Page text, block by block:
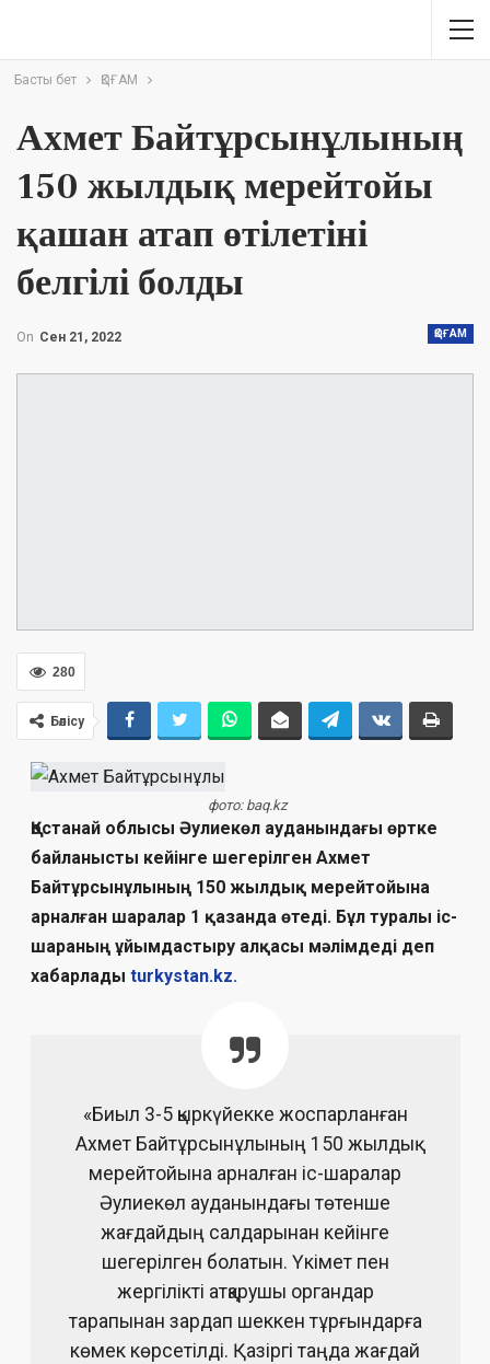
Басты бет ҚОҒАМ
Ахмет Байтұрсынұлының
150 жылдық мерейтойы
қашан атап өтілетіні
белгілі болды
ҚОҒАМ
On Сен 21, 2022
280
Бөлісу
фото: baq.kz
Қостанай облысы Әулиекөл ауданындағы өртке
байланысты кейінге шегерілген Ахмет
Байтұрсынұлының 150 жылдық мерейтойына
арналған шаралар 1 қазанда өтеді. Бұл туралы іс-
шараның ұйымдастыру алқасы мәлімдеді деп
хабарлады turkystan.kz.
«Биыл 3-5 қыркүйекке жоспарланған
Ахмет Байтұрсынұлының 150 жылдық
мерейтойына арналған іс-шаралар
Әулиекөл ауданындағы төтенше
жағдайдың салдарынан кейінге
шегерілген болатын. Үкімет пен
жергілікті атқарушы органдар
тарапынан зардап шеккен тұрғындарға
көмек көрсетілді. Қазіргі таңда жағдай